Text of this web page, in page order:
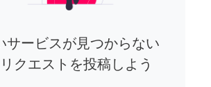
サービスが見つからない
クエストを投稿しよう